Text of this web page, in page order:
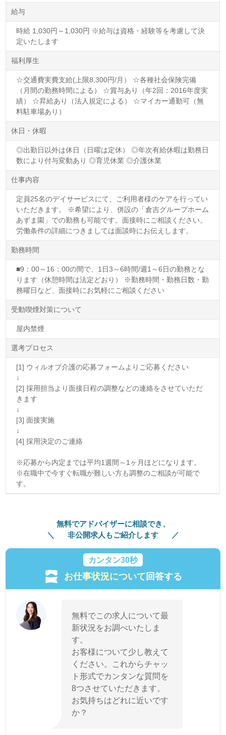
給与
時給 1,030円～1,030円 ※給与は資格・経験等を考慮して決
定いたします
福利厚生
☆交通費実費支給(上限8,300円/月） ☆各種社会保険完備
（月間の勤務時間による） ☆賞与あり（年2回：2016年度実
績） ☆昇給あり（法人規定による） ☆マイカー通勤可（無
料駐車場あり）
休日・休暇
◎出勤日以外は休日（日曜は定休） ◎年次有給休暇は勤務日
数により付与変動あり ◎育児休業 ◎介護休業
仕事内容
定員25名のデイサービスにて、ご利用者様のケアを行ってい
いただきます。 ※希望により、併設の「倉吉グループホーム
あずま園」での勤務も可能です。面接時にご相談ください。
労働条件の詳細につきましては面談時にお伝えします。
勤務時間
■9：00～16：00の間で、1日3～6時間/週1～6日の勤務とな
ります（休憩時間は法定どおり） ※勤務時間・勤務日数・勤
務曜日など、面接時にお気軽にご相談ください
受動喫煙対策について
屋内禁煙
選考プロセス
[1] ウィルオブ介護の応募フォームよりご応募ください
↓
[2] 採用担当より面接日程の調整などの連絡をさせていただ
きます
↓
[3] 面接実施
↓
[4] 採用決定のご連絡
※応募から内定までは平均1週間～1ヶ月ほどになります。
※在職中で今すぐ転職が難しい方も調整のご相談が可能で
す。
無料でアドバイザーに相談でき、
非公開求人もご紹介します
カンタン30秒
お仕事状況について回答する
無料でこの求人について最
新状況をお調べいたしま
す。
お客様について少し教えて
ください。これからチャッ
ト形式でカンタンな質問を
8つさせていただきます。
お気持ちはどれに近いです
か？